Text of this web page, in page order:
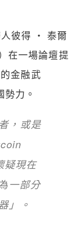
彼得 ‧ 泰爾
在一場論壇提
金融武
力。
，或是
疑現在
一部分
」。